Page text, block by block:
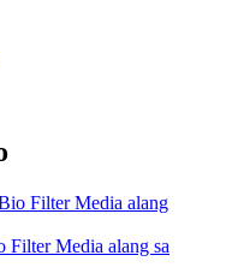
Media alang sa